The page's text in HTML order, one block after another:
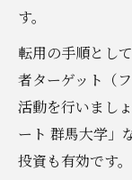
す。
転用の手順とし
者ターゲット（
活動を行いまし
ート 群馬大学」
投資も有効です。